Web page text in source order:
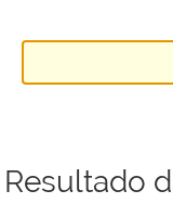
Resultado